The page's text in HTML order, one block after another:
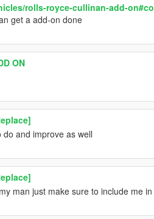
rolls-royce-cullinan-add-
get a add-on done
ON
and improve as well
man just make sure to include me